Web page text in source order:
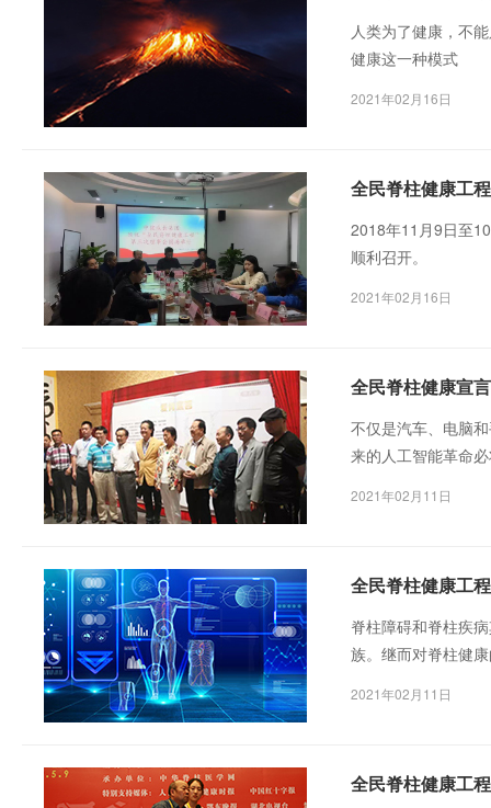
人类为了健康，不
健康这一种模式
2021年02月16日
全民脊柱健康工
2018年11月9日至
顺利召开。
2021年02月16日
全民脊柱健康宣言
不仅是汽车、电脑
来的人工智能革命
2021年02月11日
全民脊柱健康工
脊柱障碍和脊柱疾
族。继而对脊柱健
2021年02月11日
全民脊柱健康工